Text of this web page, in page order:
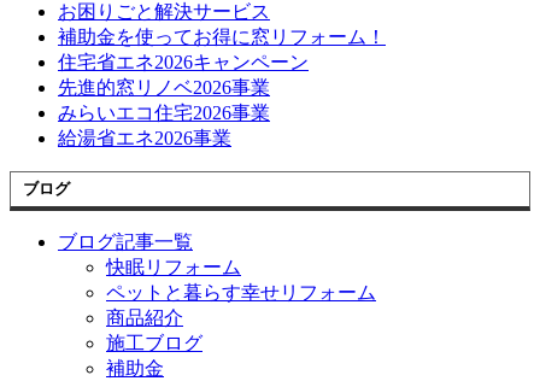
お困りごと解決サービス
補助金を使ってお得に窓リフォーム！
住宅省エネ2026キャンペーン
先進的窓リノベ2026事業
みらいエコ住宅2026事業
給湯省エネ2026事業
ブログ
ブログ記事一覧
快眠リフォーム
ペットと暮らす幸せリフォーム
商品紹介
施工ブログ
補助金